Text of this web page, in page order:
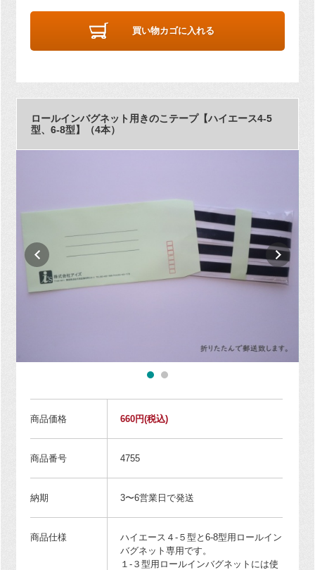
買い物カゴに入れる
ロールインバグネット用きのこテープ【ハイエース4-5
型、6-8型】（4本）
商品価格 660円(税込)
商品番号 4755
納期 3〜6営業日で発送
商品仕様
ハイエース４-５型と6-8型用ロールイン
バグネット専用です。
１-３型用ロールインバグネットには使